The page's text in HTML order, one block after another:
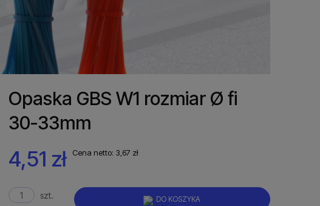
Opaska GBS W1 rozmiar Ø fi
30-33mm
4,51 zł Cena netto: 3,67 zł
szt. DO KOSZYKA